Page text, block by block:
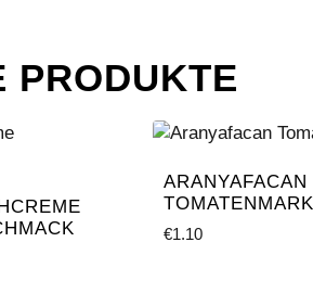
PRODUKTE
ARANYAFACAN
€1.10